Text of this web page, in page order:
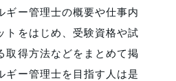
ギー管理士の概要や仕事内
トをはじめ、受験資格や試
取得方法などをまとめて掲
ギー管理士を目指す人は是